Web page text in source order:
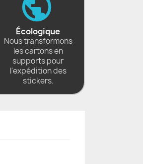
Écologique
Nous transformons
les cartons en
supports pour
l'expédition des
stickers.